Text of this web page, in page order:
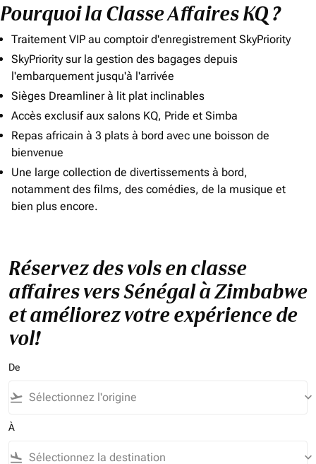
Pourquoi la Classe Affaires KQ ?
Traitement VIP au comptoir d'enregistrement SkyPriority
SkyPriority sur la gestion des bagages depuis
l'embarquement jusqu'à l'arrivée
Sièges Dreamliner à lit plat inclinables
Accès exclusif aux salons KQ, Pride et Simba
Repas africain à 3 plats à bord avec une boisson de
bienvenue
Une large collection de divertissements à bord,
notamment des films, des comédies, de la musique et
bien plus encore.
Réservez des vols en classe
affaires vers Sénégal à Zimbabwe
et améliorez votre expérience de
vol!
De
flight_takeoff keyboard_arrow_down
À
flight_land keyboard_arrow_down